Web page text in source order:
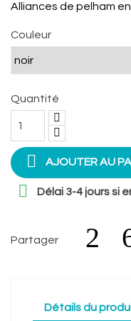
Alliances de pelham
Couleur
Quantité
 AJOUTER AU
 Délai 3-4 jours si
Partager
Détails du